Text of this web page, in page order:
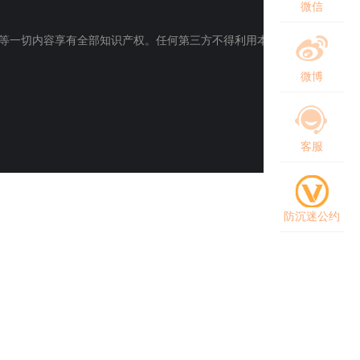
微信
微博
客服
防沉迷公约
一切内容享有全部知识产权。任何第三方不得利用本网站内